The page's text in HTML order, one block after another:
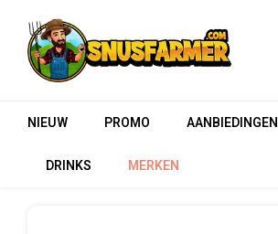
NIEUW PROMO AANBIEDINGEN
DRINKS MERKEN